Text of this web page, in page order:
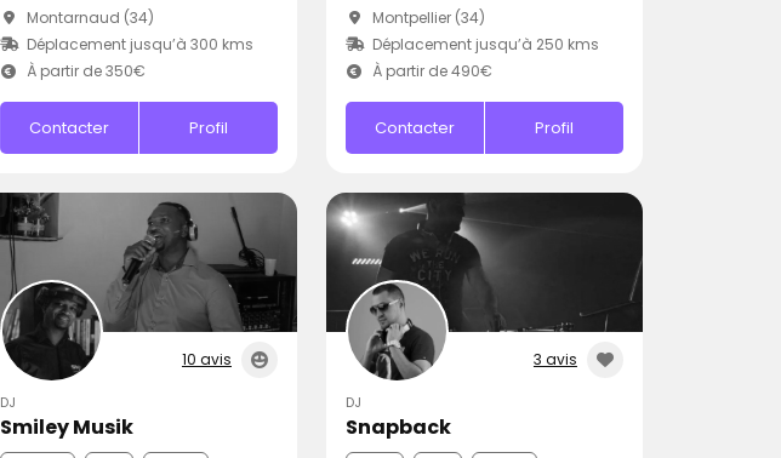
Montarnaud (34)
Déplacement jusqu’à 300 kms
À partir de 350€
Contacter Profil
Montpellier (34)
Déplacement jusqu’à 250 kms
À partir de 490€
Contacter Profil
10 avis
DJ
Smiley Musik
3 avis
DJ
Snapback